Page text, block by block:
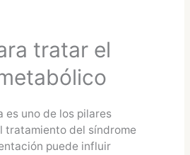
tratar el
es uno de los pilares
tratamiento del síndrome
puede influir